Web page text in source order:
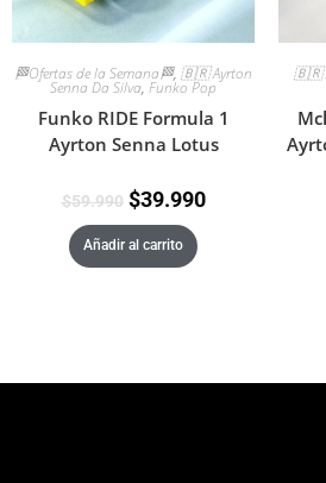
🏁Ofertas de la Semana🏁, 🇧🇷 Ayrton
Senna Da Silva, Funko Pop
Funko RIDE Formula 1
Ayrton Senna Lotus
$59.990 $39.990
Añadir al carrito
🇧🇷